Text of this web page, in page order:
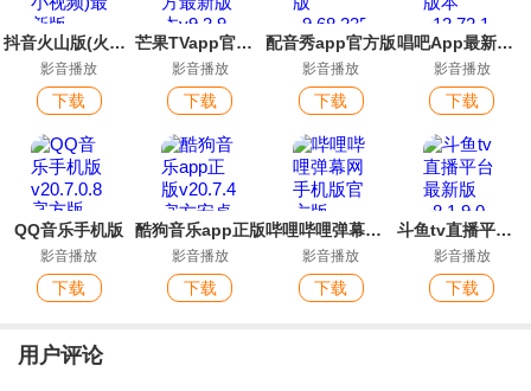
抖音火山版(火山小视频)最新版
影音播放
下载
芒果TVapp官方最新版本
影音播放
下载
配音秀app官方版
影音播放
下载
唱吧App最新版本
影音播放
下载
QQ音乐手机版
影音播放
下载
酷狗音乐app正版
影音播放
下载
哔哩哔哩弹幕网手机版官方版
影音播放
下载
斗鱼tv直播平台最新版
影音播放
下载
用户评论